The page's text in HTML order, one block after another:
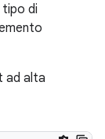
di
ad alta